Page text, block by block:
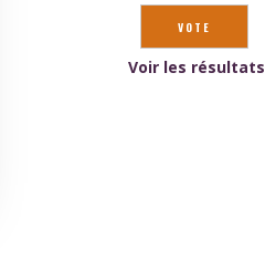
Voir les résultats